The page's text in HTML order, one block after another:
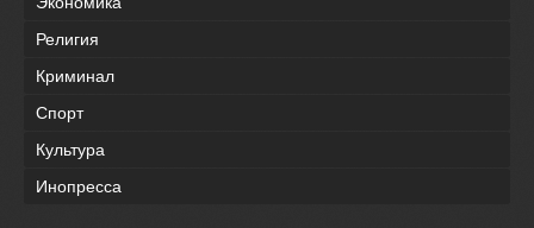
Религия
Криминал
Спорт
Культура
Инопресса